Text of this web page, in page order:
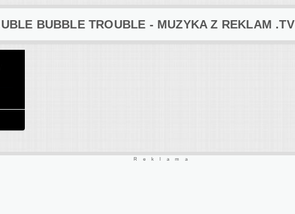
BUBBLE TROUBLE - MUZYKA Z REKLAM .TV
Reklama